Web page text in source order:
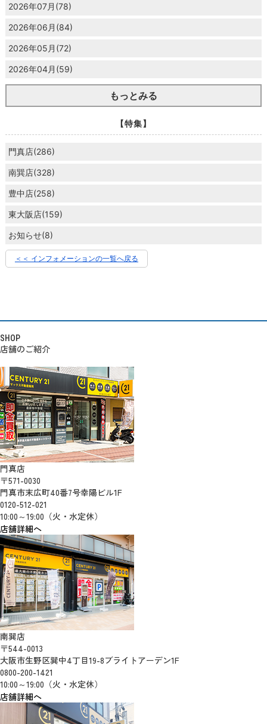
2026年07月(78)
2026年06月(84)
2026年05月(72)
2026年04月(59)
もっとみる
【特集】
門真店(286)
南巽店(328)
豊中店(258)
東大阪店(159)
お知らせ(8)
＜＜ インフォメーションの一覧へ戻る
SHOP
店舗のご紹介
門真店
〒571-0030
門真市末広町40番7号幸陽ビル1F
0120-512-021
10:00～19:00（火・水定休）
店舗詳細へ
南巽店
〒544-0013
大阪市生野区巽中4丁目19-8ブライトアーデン1F
0800-200-1421
10:00～19:00（火・水定休）
店舗詳細へ